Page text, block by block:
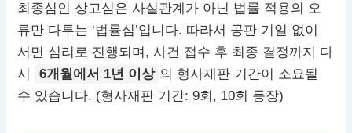
최종심인 상고심은 사실관계가 아닌 법률 적용의 오
류만 다투는 ‘법률심’입니다. 따라서 공판 기일 없이
서면 심리로 진행되며, 사건 접수 후 최종 결정까지 다
시
6개월에서 1년 이상 의 형사재판 기간이 소요될
수 있습니다. (형사재판 기간: 9회, 10회 등장)